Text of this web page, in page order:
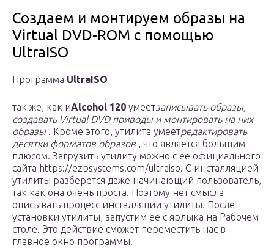
Создаем и монтируем образы на
Virtual DVD-ROM с помощью
UltraISO
Программа UltraISO
так же, как иAlcohol 120 умеетзаписывать образы,
создавать Virtual DVD приводы и монтировать на них
образы. Кроме этого, утилита умеетредактировать
десятки форматов образов , что является большим
плюсом. Загрузить утилиту можно с ее официального
сайта https://ezbsystems.com/ultraiso. С инсталляцией
утилиты разберется даже начинающий пользователь,
так как она очень проста. Поэтому нет смысла
описывать процесс инсталляции утилиты. После
установки утилиты, запустим ее с ярлыка на Рабочем
столе. Это действие сможет переместить нас в
главное окно программы.